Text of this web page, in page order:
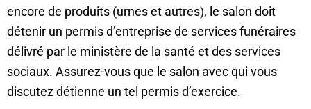
encore de produits (urnes et autres), le salon doit
détenir un permis d’entreprise de services funéraires
délivré par le ministère de la santé et des services
sociaux. Assurez-vous que le salon avec qui vous
discutez détienne un tel permis d’exercice.